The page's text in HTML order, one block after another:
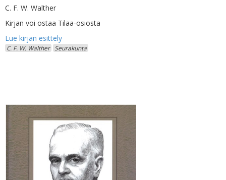
C. F. W. Walther
Kirjan voi ostaa Tilaa-osiosta
C. F. W. Walther Seurakunta